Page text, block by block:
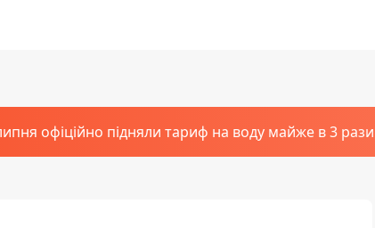
офіційно підняли тариф на воду майже в 3 рази